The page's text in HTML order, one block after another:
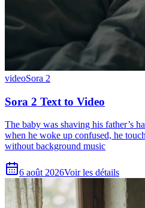
videoSora 2
Sora 2 Text to Video
The baby was shaving his father’s
when he woke up confused, he
without background music
6 août 2026Voir les détails